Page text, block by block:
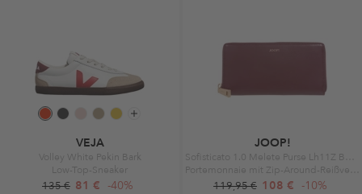
VEJA
Volley White Pekin Bark
Low-Top-Sneaker
135 € 81 € -40%
JOOP!
119,95 € 108 € -10%